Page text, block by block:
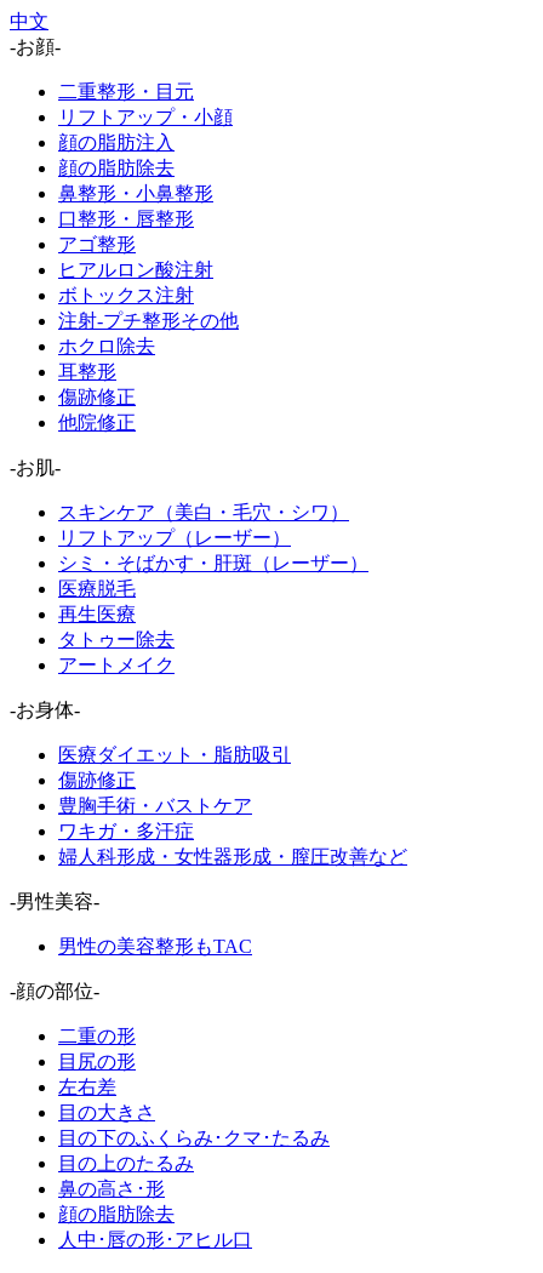
中文
-お顔-
二重整形・目元
リフトアップ・小顔
顔の脂肪注入
顔の脂肪除去
鼻整形・小鼻整形
口整形・唇整形
アゴ整形
ヒアルロン酸注射
ボトックス注射
注射-プチ整形その他
ホクロ除去
耳整形
傷跡修正
他院修正
-お肌-
スキンケア（美白・毛穴・シワ）
リフトアップ（レーザー）
シミ・そばかす・肝斑（レーザー）
医療脱毛
再生医療
タトゥー除去
アートメイク
-お身体-
医療ダイエット・脂肪吸引
傷跡修正
豊胸手術・バストケア
ワキガ・多汗症
婦人科形成・女性器形成・膣圧改善など
-男性美容-
男性の美容整形もTAC
-顔の部位-
二重の形
目尻の形
左右差
目の大きさ
目の下のふくらみ･クマ･たるみ
目の上のたるみ
鼻の高さ･形
顔の脂肪除去
人中･唇の形･アヒル口